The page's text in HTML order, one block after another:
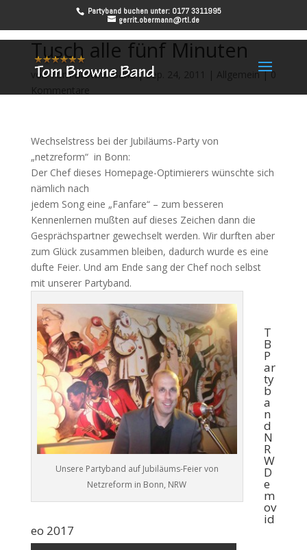
Partyband buchen unter: 0177 3311995
gerrit.obermann@rtl.de
Tusch alle fünf Minuten
vonTom Browne Band|Sep. 24, 2011 | Allgemein|0
Kommentare
Wechselstress bei der Jubiläums-Party von
„netzreform“ in Bonn:
Der Chef dieses Homepage-Optimierers wünschte sich
nämlich nach
jedem Song eine „Fanfare“ – zum besseren
Kennenlernen mußten auf dieses Zeichen dann die
Gesprächspartner gewechselt werden. Wir durften aber
zum Glück zusammen bleiben, dadurch wurde es eine
dufte Feier. Und am Ende sang der Chef noch selbst
mit unserer Partyband.
Unsere Partyband auf Jubiläums-Feier von
Netzreform in Bonn, NRW
T
B
P
ar
ty
b
a
n
d
N
R
W
D
e
m
ov
id
eo 2017